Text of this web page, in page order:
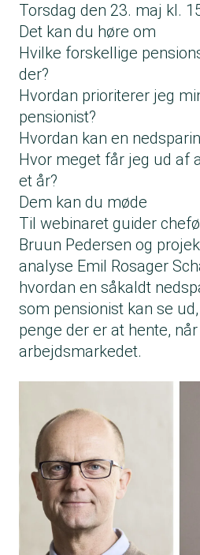
Torsdag den 23. maj kl.
Det kan du høre om
Hvilke forskellige
der?
Hvordan prioriterer jeg
pensionist?
Hvordan kan en
Hvor meget får jeg ud af
et år?
Dem kan du møde
Til webinaret guider
Bruun Pedersen og
analyse Emil Rosager
hvordan en såkaldt
som pensionist kan se
penge der er at hente,
arbejdsmarkedet.